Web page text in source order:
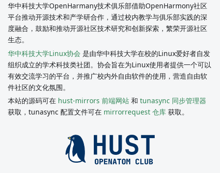
华中科技大学OpenHarmany技术俱乐部借助OpenHarmony社区
平台推动开源技术和产学研合作，通过校内教学与俱乐部实践的深
度融合，鼓励和推动开源社区技术研究和创新探索，繁荣开源社区
生态。
华中科技大学Linux协会 是由华中科技大学在校的Linux爱好者自发
组织成立的学术科技类社团。协会旨在为Linux使用者提供一个可以
有效交流学习的平台，并推广校内外自由软件的使用，营造自由软
件社区的文化氛围。
本站的源码可在 hust-mirrors 前端网站 和 tunasync 同步管理器
获取，tunasync 配置文件可在 mirrorrequest 仓库 获取。